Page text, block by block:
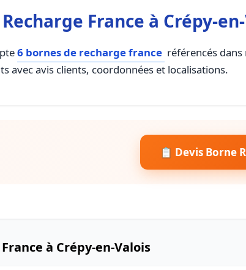
France à Crépy-
6 bornes de recharge france référencés
avec avis clients, coordonnées et localisations.
📋 Devis Borne
à Crépy-en-Valois